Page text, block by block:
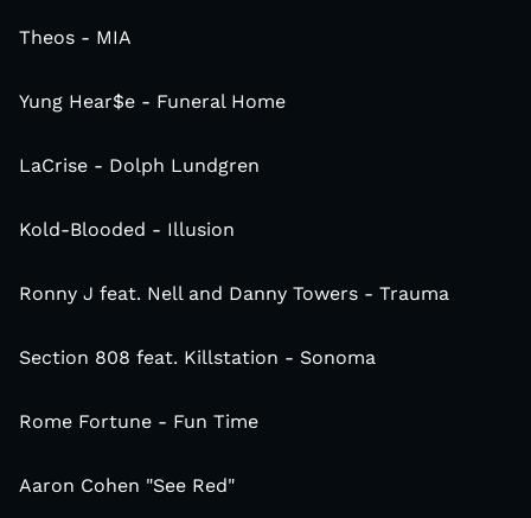
Theos - MIA
Yung Hear$e - Funeral Home
LaCrise - Dolph Lundgren
Kold-Blooded - Illusion
Ronny J feat. Nell and Danny Towers - Trauma
Section 808 feat. Killstation - Sonoma
Rome Fortune - Fun Time
Aaron Cohen "See Red"